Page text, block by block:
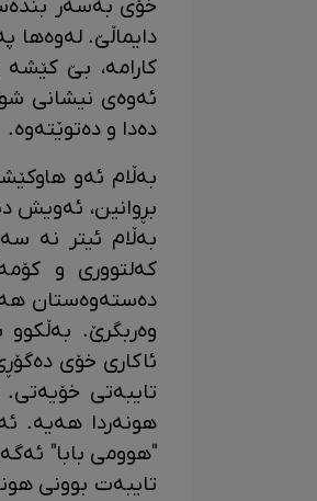
خۆی بەسەر
دایماڵێ. لەوەها
کارامە، بێ
ئەوەی نیشانی
دەدا و دەتوێتەوە.
بەڵام ئەو
بڕوانین، ئەویش
بەڵام ئیتر نە
کەلتووری و
دەستەوەستان
وەربگرێ.
ئاکاری خۆی
تایبەتی خۆیەتی.
هونەردا هەیە.
"هوومی بابا"
تایبەت بوونی